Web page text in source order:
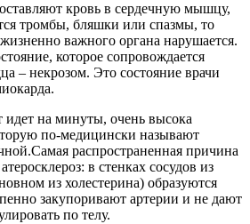
кровь в сердечную мышцу,
тромбы, бляшки или спазмы, то
важного органа нарушается.
которое сопровождается
– некрозом. Это состояние врачи
идет на минуты, очень высока
по-медицински называют
распространенная причина
в стенках сосудов из
из холестерина) образуются
закупоривают артерии и не дают
по телу.